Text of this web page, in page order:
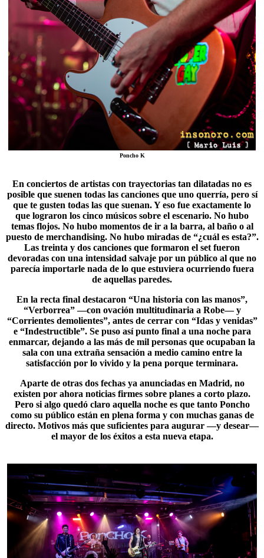
Poncho K
En conciertos de artistas con trayectorias tan dilatadas no es
posible que suenen todas las canciones que uno querría, pero sí
que te gusten todas las que suenan. Y eso fue exactamente lo
que lograron los cinco músicos sobre el escenario. No hubo
temas flojos. No hubo momentos de ir a la barra, al baño o al
puesto de merchandising. No hubo miradas de “¿cuál es esta?”.
Las treinta y dos canciones que formaron el set fueron
devoradas con una intensidad salvaje por un público al que no
parecía importarle nada de lo que estuviera ocurriendo fuera
de aquellas paredes.
En la recta final destacaron “Una historia con las manos”,
“Verborrea” —con ovación multitudinaria a Robe— y
“Corrientes demolientes”, antes de cerrar con “Idas y venidas”
e “Indestructible”. Se puso así punto final a una noche para
enmarcar, dejando a las más de mil personas que ocupaban la
sala con una extraña sensación a medio camino entre la
satisfacción por lo vivido y la pena porque terminara.
Aparte de otras dos fechas ya anunciadas en Madrid, no
existen por ahora noticias firmes sobre planes a corto plazo.
Pero si algo quedó claro aquella noche es que tanto Poncho
como su público están en plena forma y con muchas ganas de
directo. Motivos más que suficientes para augurar —y desear—
el mayor de los éxitos a esta nueva etapa.